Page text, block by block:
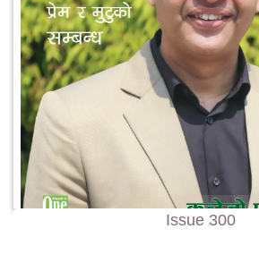
Issue 300